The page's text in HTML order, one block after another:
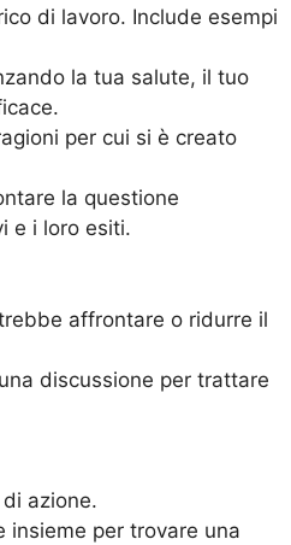
di lavoro. Include esempi
la tua salute, il tuo
per cui si è creato
la questione
e i loro esiti.
affrontare o ridurre il
discussione per trattare
azione.
insieme per trovare una